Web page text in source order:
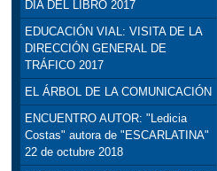
DÍA DEL LIBRO 2017
EDUCACIÓN VIAL: VISITA DE LA
DIRECCIÓN GENERAL DE
TRÁFICO 2017
EL ÁRBOL DE LA COMUNICACIÓN
ENCUENTRO AUTOR: "Ledicia
Costas" autora de "ESCARLATINA"
22 de octubre 2018